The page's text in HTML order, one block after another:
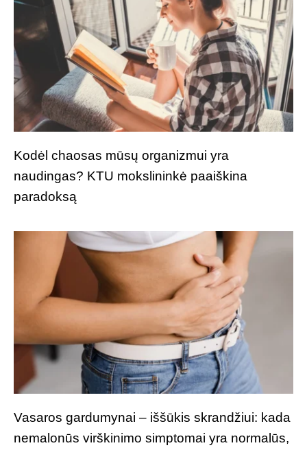
Kodėl chaosas mūsų organizmui yra
naudingas? KTU mokslininkė paaiškina
paradoksą
Vasaros gardumynai – iššūkis skrandžiui: kada
nemalonūs virškinimo simptomai yra normalūs,